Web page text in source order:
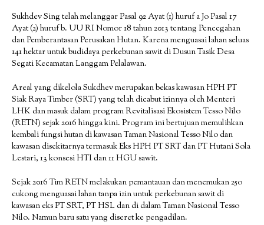
Sukhdev Sing telah melanggar Pasal 92 Ayat (1) huruf a Jo Pasal 17
Ayat (2) huruf b. UU RI Nomor 18 tahun 2013 tentang Pencegahan
dan Pemberantasan Perusakan Hutan. Karena menguasai lahan seluas
141 hektar untuk budidaya perkebunan sawit di Dusun Tasik Desa
Segati Kecamatan Langgam Pelalawan.
Areal yang dikelola Sukdhev merupakan bekas kawasan HPH PT
Siak Raya Timber (SRT) yang telah dicabut izinnya oleh Menteri
LHK dan masuk dalam program Revitalisasi Ekosistem Tesso Nilo
(RETN) sejak 2016 hingga kini. Program ini bertujuan memulihkan
kembali fungsi hutan di kawasan Taman Nasional Tesso Nilo dan
kawasan disekitarnya termasuk Eks HPH PT SRT dan PT Hutani Sola
Lestari, 13 konsesi HTI dan 11 HGU sawit.
Sejak 2016 Tim RETN melakukan pemantauan dan menemukan 25o
cukong menguasai lahan tanpa izin untuk perkebunan sawit di
kawasan eks PT SRT, PT HSL dan di dalam Taman Nasional Tesso
Nilo. Namun baru satu yang diseret ke pengadilan.